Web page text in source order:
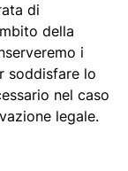
di
della
i
soddisfare lo
nel caso
legale.